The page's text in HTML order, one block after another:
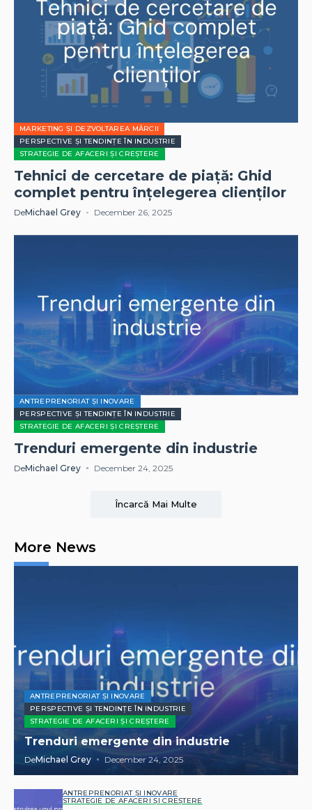
MARKETING ȘI DEZVOLTAREA MĂRCII
PERSPECTIVE ȘI TENDINȚE ÎN INDUSTRIE
STRATEGIE DE AFACERI ȘI CREȘTERE
Tehnici de cercetare de piață: Ghid
complet pentru înțelegerea clienților
DeMichael Grey December 26, 2025
ANTREPRENORIAT ȘI INOVARE
PERSPECTIVE ȘI TENDINȚE ÎN INDUSTRIE
STRATEGIE DE AFACERI ȘI CREȘTERE
Trenduri emergente din industrie
DeMichael Grey December 24, 2025
Încarcă Mai Multe
More News
ANTREPRENORIAT ȘI INOVARE
PERSPECTIVE ȘI TENDINȚE ÎN INDUSTRIE
STRATEGIE DE AFACERI ȘI CREȘTERE
Trenduri emergente din industrie
DeMichael Grey December 24, 2025
ANTREPRENORIAT ȘI INOVARE
STRATEGIE DE AFACERI ȘI CREȘTERE